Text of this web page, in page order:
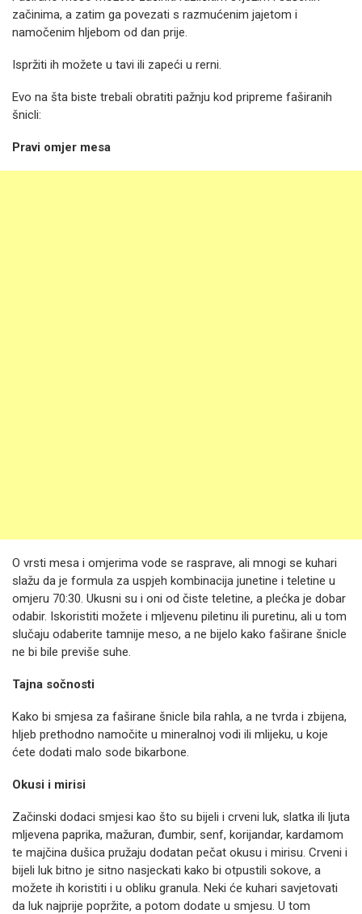
začinima, a zatim ga povezati s razmućenim jajetom i
namočenim hljebom od dan prije.
Ispržiti ih možete u tavi ili zapeći u rerni.
Evo na šta biste trebali obratiti pažnju kod pripreme faširanih
šnicli:
Pravi omjer mesa
O vrsti mesa i omjerima vode se rasprave, ali mnogi se kuhari
slažu da je formula za uspjeh kombinacija junetine i teletine u
omjeru 70:30. Ukusni su i oni od čiste teletine, a plećka je dobar
odabir. Iskoristiti možete i mljevenu piletinu ili puretinu, ali u tom
slučaju odaberite tamnije meso, a ne bijelo kako faširane šnicle
ne bi bile previše suhe.
Tajna sočnosti
Kako bi smjesa za faširane šnicle bila rahla, a ne tvrda i zbijena,
hljeb prethodno namočite u mineralnoj vodi ili mlijeku, u koje
ćete dodati malo sode bikarbone.
Okusi i mirisi
Začinski dodaci smjesi kao što su bijeli i crveni luk, slatka ili ljuta
mljevena paprika, mažuran, đumbir, senf, korijandar, kardamom
te majčina dušica pružaju dodatan pečat okusu i mirisu. Crveni i
bijeli luk bitno je sitno nasjeckati kako bi otpustili sokove, a
možete ih koristiti i u obliku granula. Neki će kuhari savjetovati
da luk najprije popržite, a potom dodate u smjesu. U tom